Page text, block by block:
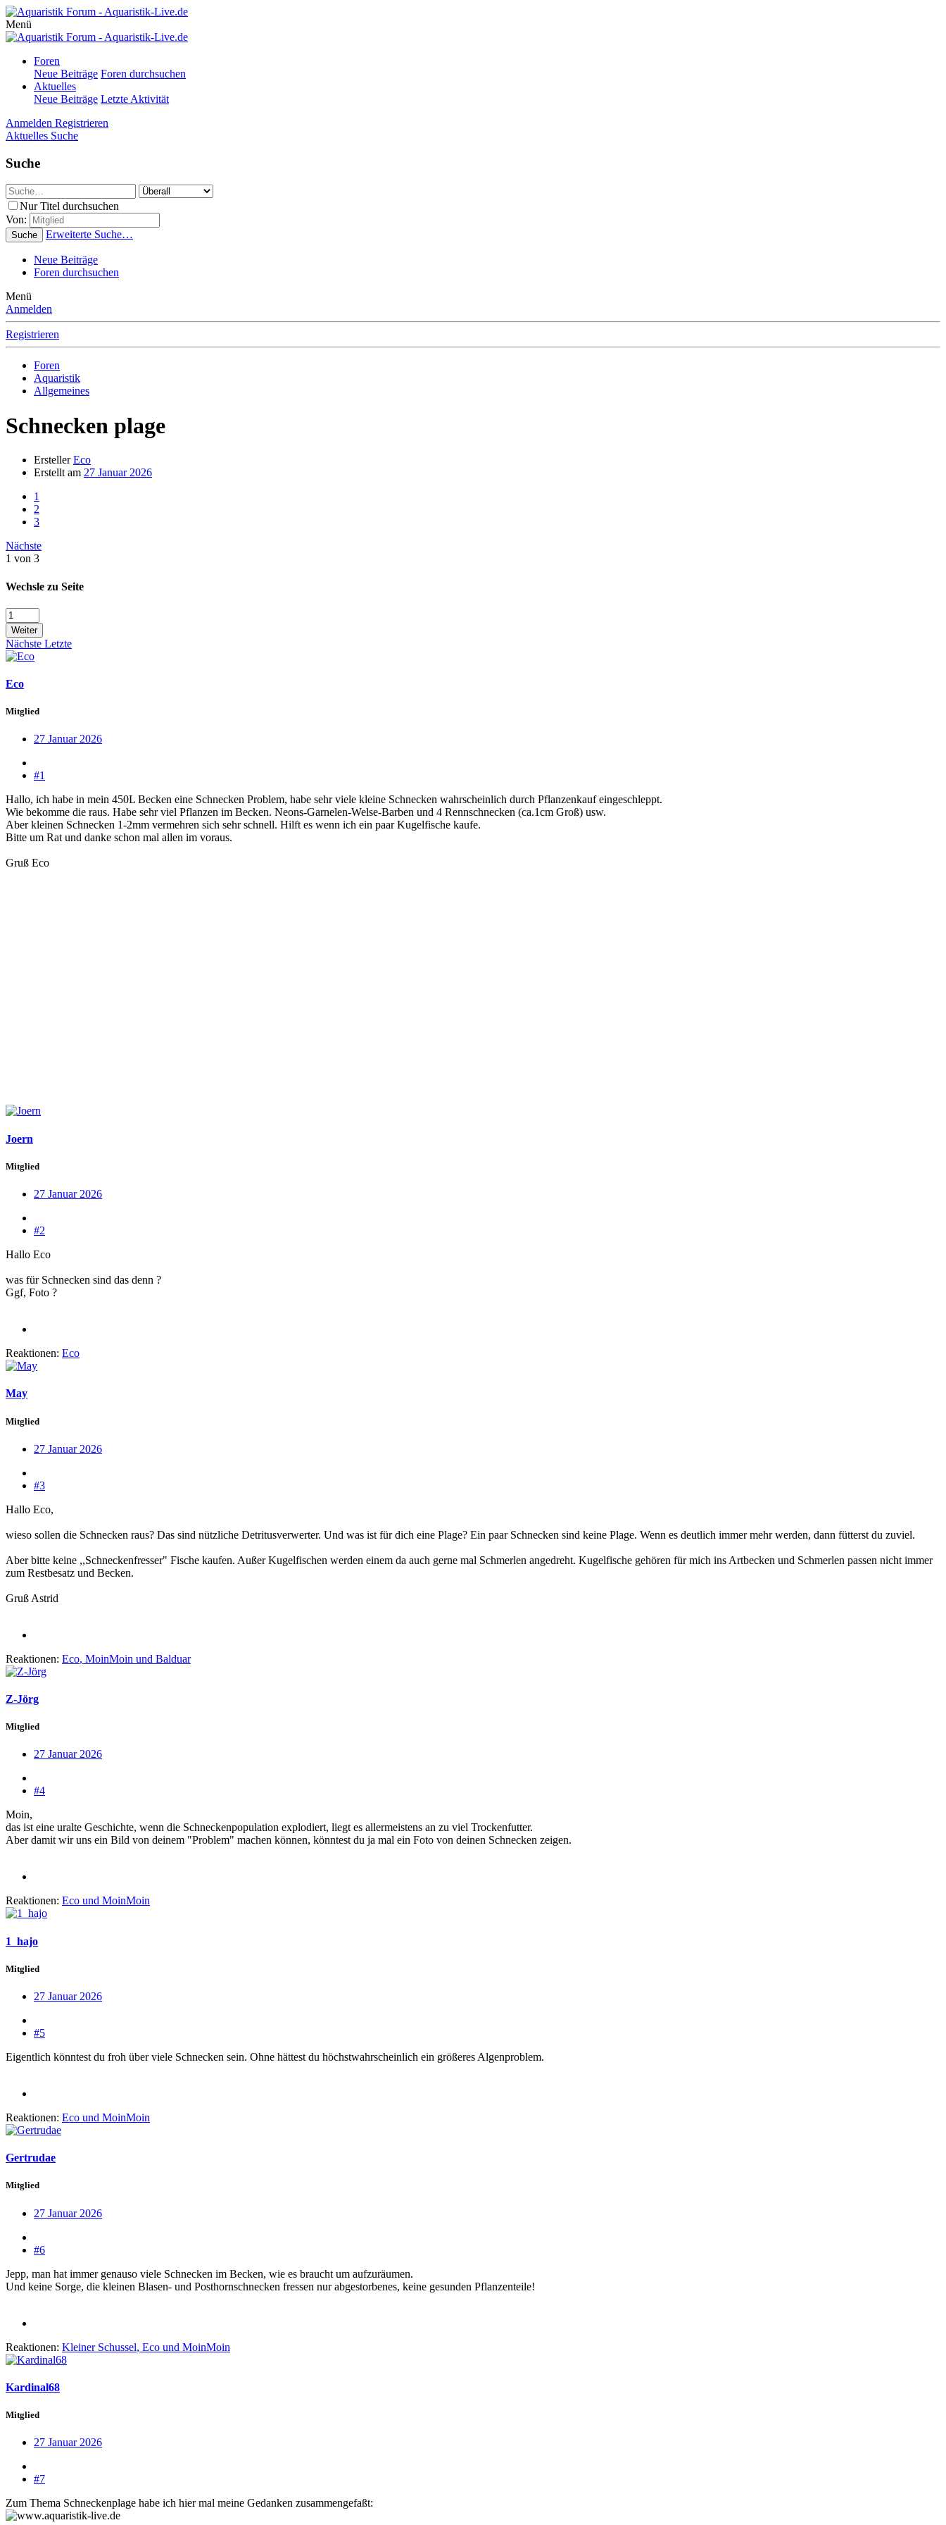
Menü
Foren
Neue Beiträge Foren durchsuchen
Aktuelles
Neue Beiträge Letzte Aktivität
Anmelden Registrieren
Aktuelles Suche
Suche
Nur Titel durchsuchen
Von:
Suche Erweiterte Suche…
Neue Beiträge
Foren durchsuchen
Menü
Anmelden
Registrieren
Foren
Aquaristik
Allgemeines
Schnecken plage
Ersteller Eco
Erstellt am 27 Januar 2026
1
2
3
Nächste
1 von 3
Wechsle zu Seite
Weiter
Nächste Letzte
Eco
Mitglied
27 Januar 2026
#1
Hallo, ich habe in mein 450L Becken eine Schnecken Problem, habe sehr viele kleine Schnecken wahrscheinlich durch Pflanzenkauf eingeschleppt.
Wie bekomme die raus. Habe sehr viel Pflanzen im Becken. Neons-Garnelen-Welse-Barben und 4 Rennschnecken (ca.1cm Groß) usw.
Aber kleinen Schnecken 1-2mm vermehren sich sehr schnell. Hilft es wenn ich ein paar Kugelfische kaufe.
Bitte um Rat und danke schon mal allen im voraus.
Gruß Eco
Joern
Mitglied
27 Januar 2026
#2
Hallo Eco
was für Schnecken sind das denn ?
Ggf, Foto ?
Reaktionen: Eco
May
Mitglied
27 Januar 2026
#3
Hallo Eco,
wieso sollen die Schnecken raus? Das sind nützliche Detritusverwerter. Und was ist für dich eine Plage? Ein paar Schnecken sind keine Plage. Wenn es deutlich immer mehr werden, dann fütterst du zuviel.
Aber bitte keine ,,Schneckenfresser" Fische kaufen. Außer Kugelfischen werden einem da auch gerne mal Schmerlen angedreht. Kugelfische gehören für mich ins Artbecken und Schmerlen passen nicht immer
zum Restbesatz und Becken.
Gruß Astrid
Reaktionen: Eco, MoinMoin und Balduar
Z-Jörg
Mitglied
27 Januar 2026
#4
Moin,
das ist eine uralte Geschichte, wenn die Schneckenpopulation explodiert, liegt es allermeistens an zu viel Trockenfutter.
Aber damit wir uns ein Bild von deinem "Problem" machen können, könntest du ja mal ein Foto von deinen Schnecken zeigen.
Reaktionen: Eco und MoinMoin
1_hajo
Mitglied
27 Januar 2026
#5
Eigentlich könntest du froh über viele Schnecken sein. Ohne hättest du höchstwahrscheinlich ein größeres Algenproblem.
Reaktionen: Eco und MoinMoin
Gertrudae
Mitglied
27 Januar 2026
#6
Jepp, man hat immer genauso viele Schnecken im Becken, wie es braucht um aufzuräumen.
Und keine Sorge, die kleinen Blasen- und Posthornschnecken fressen nur abgestorbenes, keine gesunden Pflanzenteile!
Reaktionen: Kleiner Schussel, Eco und MoinMoin
Kardinal68
Mitglied
27 Januar 2026
#7
Zum Thema Schneckenplage habe ich hier mal meine Gedanken zusammengefaßt: